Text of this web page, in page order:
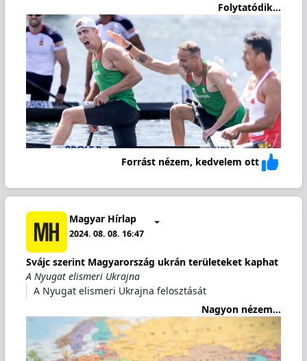
Folytatódik...
Forrást nézem, kedvelem ott
Magyar Hírlap
2024. 08. 08. 16:47
Svájc szerint Magyarország ukrán területeket kaphat
A Nyugat elismeri Ukrajna
A Nyugat elismeri Ukrajna felosztását
Nagyon nézem...